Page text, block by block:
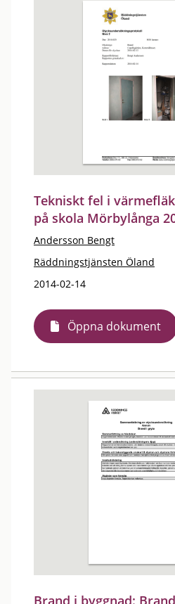
Tekniskt fel i
på skola Mörbylånga
Andersson Bengt
Räddningstjänsten Öland
2014-02-14
Öppna dokument
Brand i byggnad: